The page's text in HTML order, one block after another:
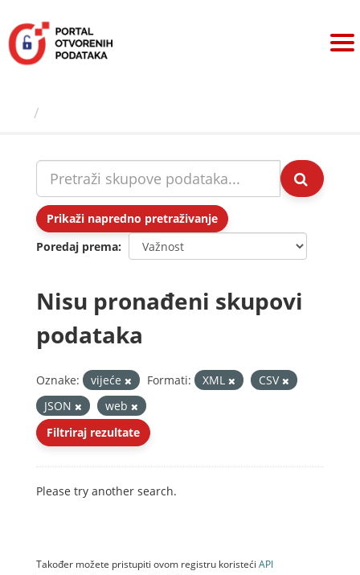
sadržaj
Prikaži napredno pretraživanje
Poredaj prema
Nisu pronađeni skupovi
podataka
Oznake: vijeće Formati: XML
CSV
JSON
web
Filtriraj rezultate
Please try another search.
Također možete pristupiti ovom registru koristeći API